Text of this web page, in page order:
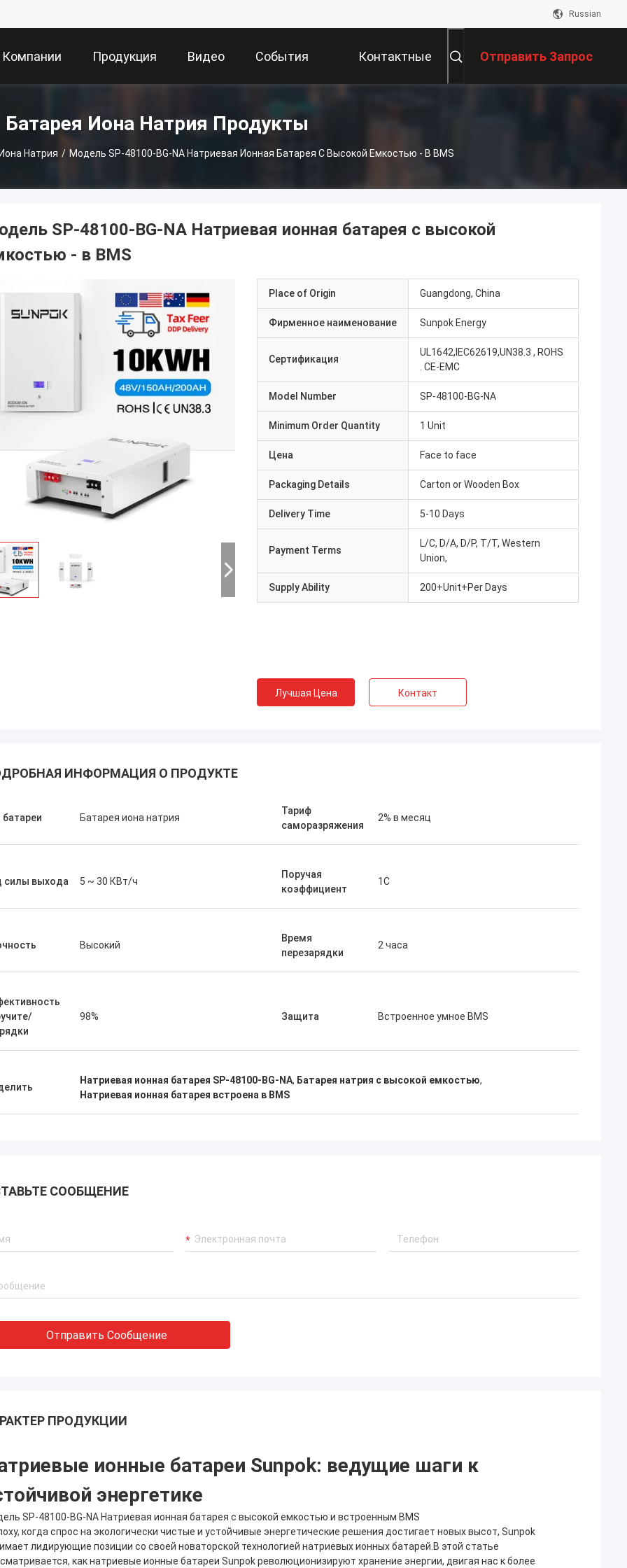
Russian
Продукция Видео События Контактные Отправить Запрос
Батарея Иона Натрия Продукты
Натрия / Модель SP-48100-BG-NA Натриевая Ионная Батарея С Высокой Емкостью - В BMS
связанных продуктов
SP-48100-BG-NA Натриевая ионная батарея с высокой
- в BMS
Place of Origin Guangdong, China
Фирменное наименование Sunpok Energy
Сертификация
UL1642,IEC62619,UN38.3 , ROHS
. CE-EMC
Model Number SP-48100-BG-NA
Minimum Order Quantity 1 Unit
Цена Face to face
Packaging Details Carton or Wooden Box
Delivery Time 5-10 Days
Payment Terms
L/C, D/A, D/P, T/T, Western
Union,
Supply Ability 200+Unit+Per Days
Лучшая Цена Контакт
ИНФОРМАЦИЯ О ПРОДУКТЕ
батареи Батарея иона натрия
Тариф
саморазряжения
2% в месяц
силы выхода 5 ~ 30 КВт/ч
Поручая
коэффициент
1C
Высокий
Время
перезарядки
2 часа
98% Защита Встроенное умное BMS
Натриевая ионная батарея SP-48100-BG-NA, Батарея натрия с высокой емкостью,
Натриевая ионная батарея встроена в BMS
СООБЩЕНИЕ
Отправить Сообщение
ПРОДУКЦИИ
ионные батареи Sunpok: ведущие шаги к
энергетике
SP-48100-BG-NA Натриевая ионная батарея с высокой емкостью и встроенным BMS
когда спрос на экологически чистые и устойчивые энергетические решения достигает новых высот, Sunpok
лидирующие позиции со своей новаторской технологией натриевых ионных батарей.В этой статье
как натриевые ионные батареи Sunpok революционизируют хранение энергии, двигая нас к более